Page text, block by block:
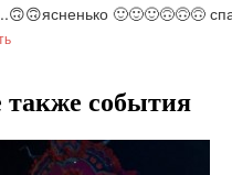
🙂🙂🙂🙃🙃🙃
также события